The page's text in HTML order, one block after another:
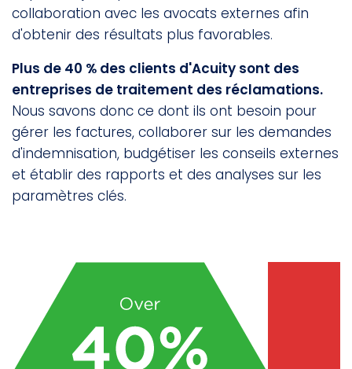
collaboration avec les avocats externes afin
d'obtenir des résultats plus favorables.
Plus de 40 % des clients d'Acuity sont des
entreprises de traitement des réclamations.
Nous savons donc ce dont ils ont besoin pour
gérer les factures, collaborer sur les demandes
d'indemnisation, budgétiser les conseils externes
et établir des rapports et des analyses sur les
paramètres clés.